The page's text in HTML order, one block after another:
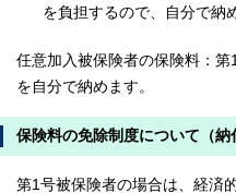
を負担するので、自分で納
任意加入被保険者の保険料：
を自分で納めます。
保険料の免除制度について（納
第1号被保険者の場合は、経済